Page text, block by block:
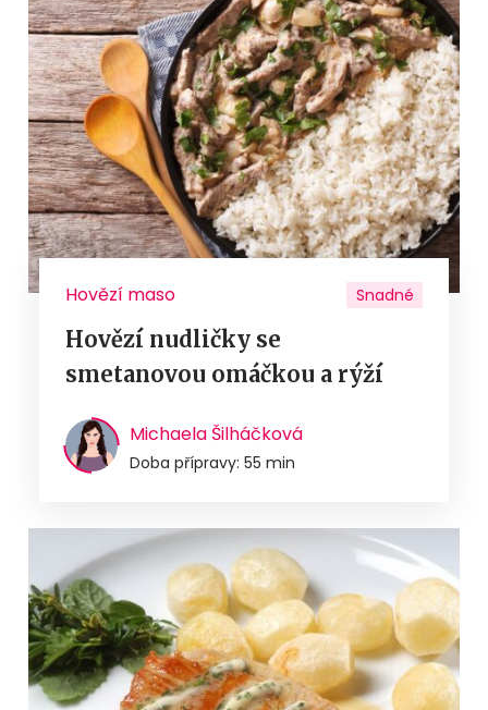
Hovězí maso Snadné
Hovězí nudličky se
smetanovou omáčkou a rýží
Michaela Šilháčková
Doba přípravy: 55 min